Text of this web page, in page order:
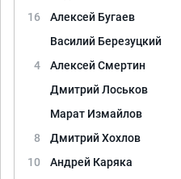
16
Алексей Бугаев
Василий Березуцкий
4
Алексей Смертин
Дмитрий Лоськов
Марат Измайлов
8
Дмитрий Хохлов
10
Андрей Каряка